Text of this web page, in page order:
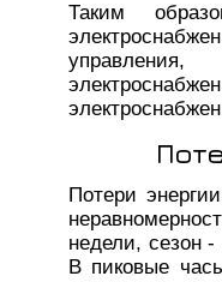
Таким
управления,
Потери
недели, сезон
В пиковые